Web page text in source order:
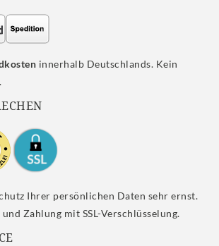
innerhalb Deutschlands. Kein
Ihrer persönlichen Daten sehr ernst.
Zahlung mit SSL-Verschlüsselung.